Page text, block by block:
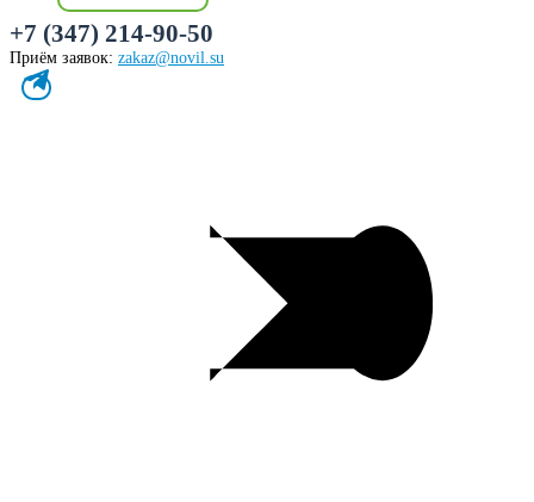
+7 (347) 214-90-50
Приём заявок: zakaz@novil.su